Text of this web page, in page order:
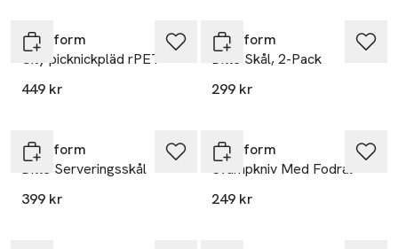
Sagaform
City picknickpläd rPET
449 kr
Sagaform
Ditte Skål, 2-Pack
299 kr
Sagaform
Ditte Serveringsskål
399 kr
Sagaform
Svampkniv Med Fodral
249 kr